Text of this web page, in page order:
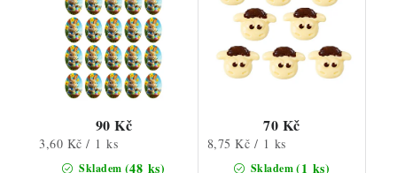
Skladem (48 ks)
90 Kč
Měrná
cena:
3,60 Kč / 1 ks
Skladem(1 ks)
70 Kč
Měrná
8,75 Kč / 1 ks